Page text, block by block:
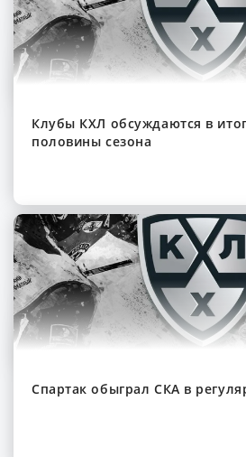
Клубы КХЛ обсуждаются в
половины сезона
Спартак обыграл СКА в